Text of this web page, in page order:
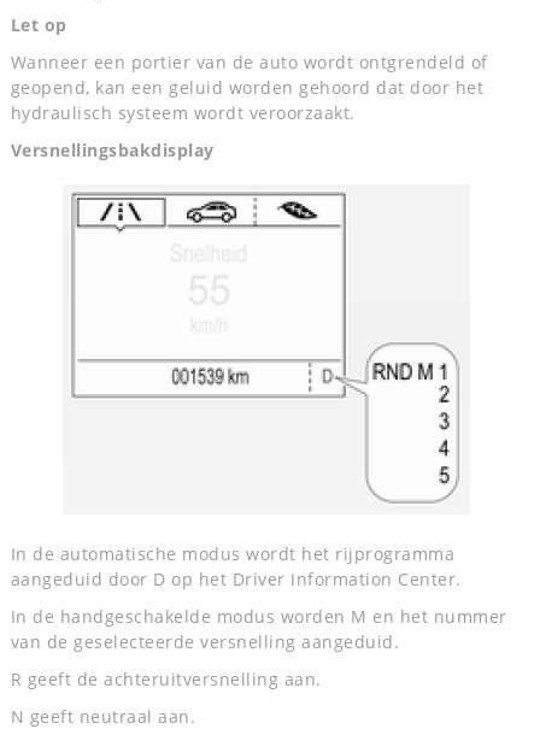
Let op
Wanneer een portier van de auto wordt ontgrendeld of
geopend, kan een geluid worden gehoord dat door het
hydraulisch systeem wordt veroorzaakt.
Versnellingsbakdisplay
In de automatische modus wordt het rijprogramma
aangeduid door D op het Driver Information Center.
In de handgeschakelde modus worden M en het nummer
van de geselecteerde versnelling aangeduid.
R geeft de achteruitversnelling aan.
N geeft neutraal aan.